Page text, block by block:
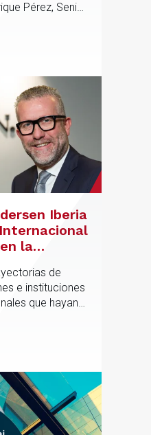
Pérez, Senior
Iberia
la
de
e instituciones
que hayan